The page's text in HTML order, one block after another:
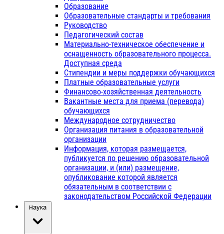
Образование
Образовательные стандарты и требования
Руководство
Педагогический состав
Материально-техническое обеспечение и
оснащенность образовательного процесса.
Доступная среда
Стипендии и меры поддержки обучающихся
Платные образовательные услуги
Финансово-хозяйственная деятельность
Вакантные места для приема (перевода)
обучающихся
Международное сотрудничество
Организация питания в образовательной
организации
Информация, которая размещается,
публикуется по решению образовательной
организации, и (или) размещение,
опубликование которой является
обязательным в соответствии с
законодательством Российской Федерации
Наука